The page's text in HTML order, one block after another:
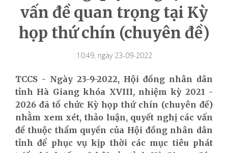
vấn đề quan trọng tại Kỳ
họp thứ chín (chuyên đề)
10:49, ngày 23-09-2022
TCCS - Ngày 23-9-2022, Hội đồng nhân dân
tỉnh Hà Giang khóa XVIII, nhiệm kỳ 2021 -
2026 đã tổ chức Kỳ họp thứ chín (chuyên đề)
nhằm xem xét, thảo luận, quyết nghị các vấn
đề thuộc thẩm quyền của Hội đồng nhân dân
tỉnh để phục vụ kịp thời các mục tiêu phát